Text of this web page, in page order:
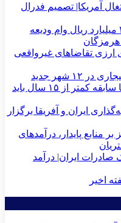
آمریکا| تصمیم فدرال
تسهیل در پرداخت بیش از ۲۲۰۰ میلیارد ریال وام ودیعه
تقاضاهای غیرواقعی
شهر جدید
قانون جدید بازنشستگی؛ افراد با سابقه کمتر از ۱۵ سال باید
ایران و آفریقا برگزار
منابع پایدار، درآمدهای
صادرات ایران| درآمد